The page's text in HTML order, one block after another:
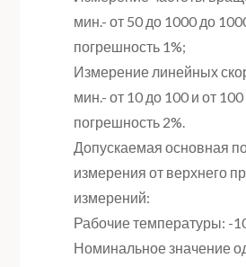
мин.- от 50 до 1000 до
погрешность 1%;
Измерение линейных
мин.- от 10 до 100 и от
погрешность 2%.
Допускаемая основная
измерения от верхнего
измерений:
Рабочие температуры: -
Номинальное значение